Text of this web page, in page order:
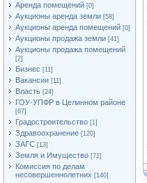
Аренда помещений [0]
Аукционы аренда земли [58]
Аукционы аренда помещений [0]
Аукционы продажа земли [41]
Аукционы продажа помещений
[2]
Бизнес [11]
Вакансии [11]
Власть [24]
ГОУ-УПФР в Целинном районе
[67]
Градостроительство [1]
Здравоохранение [120]
ЗАГС [13]
Земля и Имущество [71]
Комиссия по делам
несовершеннолетних [140]